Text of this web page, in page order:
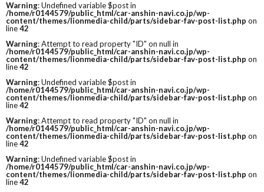
Warning: Undefined variable $post in
/home/r0144579/public_html/car-anshin-navi.co.jp/wp-
content/themes/lionmedia-child/parts/sidebar-fav-post-list.php on
line42
Warning: Attempt to read property "ID" on null in
/home/r0144579/public_html/car-anshin-navi.co.jp/wp-
content/themes/lionmedia-child/parts/sidebar-fav-post-list.php on
line42
Warning: Undefined variable $post in
/home/r0144579/public_html/car-anshin-navi.co.jp/wp-
content/themes/lionmedia-child/parts/sidebar-fav-post-list.php on
line42
Warning: Attempt to read property "ID" on null in
/home/r0144579/public_html/car-anshin-navi.co.jp/wp-
content/themes/lionmedia-child/parts/sidebar-fav-post-list.php on
line42
Warning: Undefined variable $post in
/home/r0144579/public_html/car-anshin-navi.co.jp/wp-
content/themes/lionmedia-child/parts/sidebar-fav-post-list.php on
line42